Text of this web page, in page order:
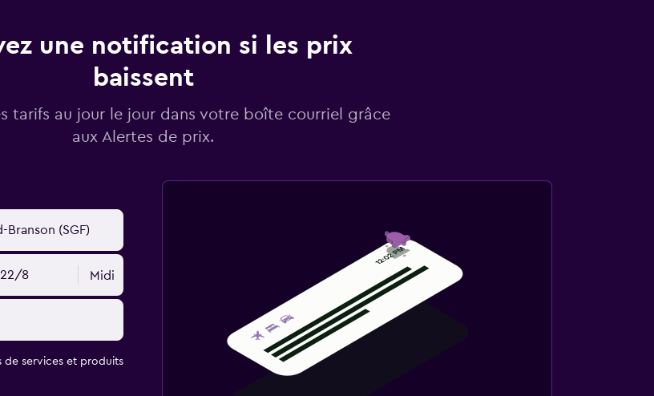
une notification si les prix
baissent
tarifs au jour le jour dans votre boîte courriel grâce
aux Alertes de prix.
22/8 Midi
de services et produits